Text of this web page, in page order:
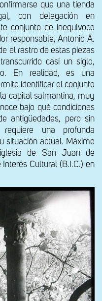
que una tienda
con delegación en
conjunto de inequívoco
responsable, Antonio Á.
el rastro de estas piezas
casi un siglo,
En realidad, es una
identificar el conjunto
capital salmantina, muy
bajo qué condiciones
antigüedades, pero sin
una profunda
situación actual. Máxime
de San Juan de
Cultural (B.I.C.) en